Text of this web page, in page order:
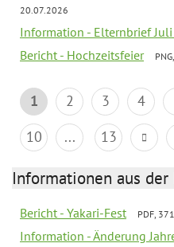
20.07.2026
Information - Elternbrief
Bericht - Hochzeitsfeier
1 2 3 4
10
... 13
Informationen aus
Bericht - Yakari-Fest PDF,
Information - Änderung